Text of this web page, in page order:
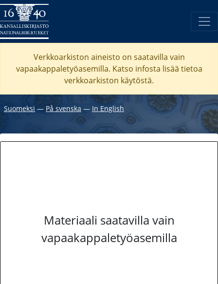
Verkkoarkiston aineisto on saatavilla vain
vapaakappaletyöasemilla. Katso infosta lisää tietoa
verkkoarkiston käytöstä.
Suomeksi ― På svenska ― In English
Materiaali saatavilla vain
vapaakappaletyöasemilla